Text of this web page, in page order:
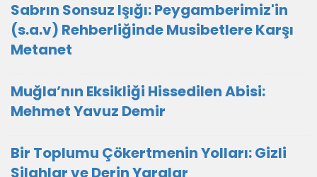
Sabrın Sonsuz Işığı: Peygamberimiz'in
(s.a.v) Rehberliğinde Musibetlere Karşı
Metanet
Muğla’nın Eksikliği Hissedilen Abisi:
Mehmet Yavuz Demir
Bir Toplumu Çökertmenin Yolları: Gizli
Silahlar ve Derin Yaralar